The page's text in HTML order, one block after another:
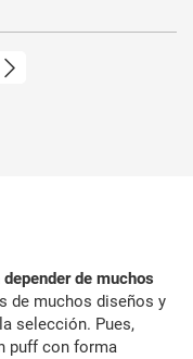
leyendo página
de muchos
de muchos diseños y
selección. Pues,
puff con forma